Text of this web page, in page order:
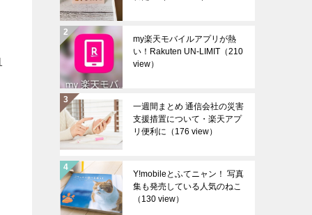
my楽天モバイルアプリが熱
い！Rakuten UN-LIMIT （210
view）
一週間まとめ 通信会社の災害
支援措置について・楽天アプ
リ便利に （176 view）
Y!mobileとふてニャン！ 写真
集も発売している人気のねこ
（130 view）